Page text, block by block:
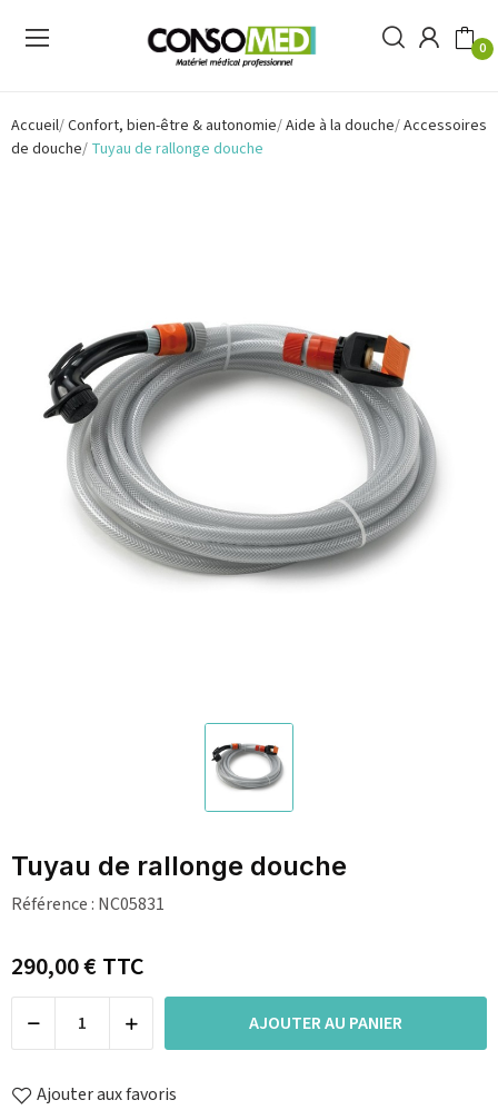
0
Accueil Confort, bien-être & autonomie Aide à la douche Accessoires
de douche Tuyau de rallonge douche
Tuyau de rallonge douche
Référence : NC05831
290,00 €TTC
AJOUTER AU PANIER
Ajouter aux favoris